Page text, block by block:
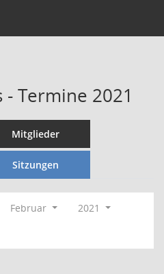
Termine 2021
Mitglieder
Sitzungen
Februar
2021